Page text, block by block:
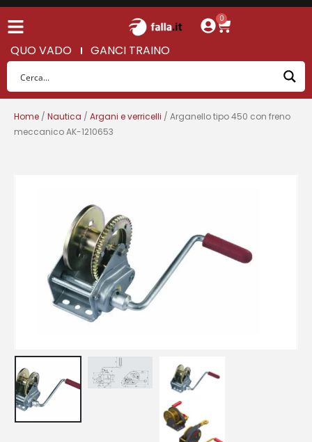
0
QUO VADO GANCI TRAINO
Home / Nautica / Argani e verricelli / Arganello tipo 450 con freno
meccanico AK-1210653